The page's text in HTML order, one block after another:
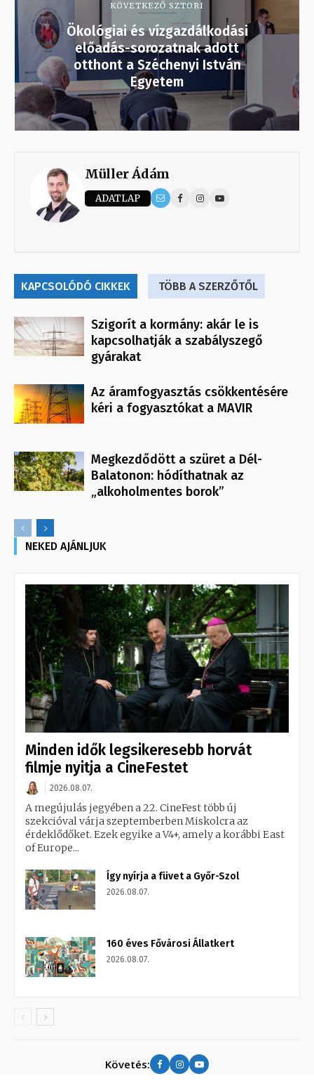
KÖVETKEZŐ SZTORI
Ökológiai és vízgazdálkodási
előadás-sorozatnak adott
otthont a Széchenyi István
Egyetem
Müller Ádám
ADATLAP
KAPCSOLÓDÓ CIKKEK TÖBB A SZERZŐTŐL
Szigorít a kormány: akár le is
kapcsolhatják a szabályszegő
gyárakat
Az áramfogyasztás csökkentésére
kéri a fogyasztókat a MAVIR
Megkezdődött a szüret a Dél-
Balatonon: hódíthatnak az
„alkoholmentes borok”
NEKED AJÁNLJUK
Minden idők legsikeresebb horvát
filmje nyitja a CineFestet
2026.08.07.
A megújulás jegyében a 22. CineFest több új
szekcióval várja szeptemberben Miskolcra az
érdeklődőket. Ezek egyike a V4+, amely a korábbi East
of Europe...
Így nyírja a füvet a Győr-Szol
2026.08.07.
160 éves Fővárosi Állatkert
2026.08.07.
Követés: